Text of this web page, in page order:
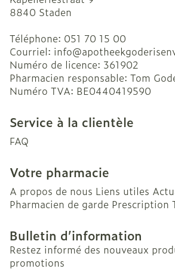
8840 Staden
Téléphone: 051 70 15 00
Courriel: info@
Numéro de licence: 361902
Pharmacien responsable: Tom
Numéro TVA: BE0440419590
Service à la clientèle
FAQ
Votre pharmacie
A propos de nous Liens utiles
Pharmacien de garde Prescription
Bulletin d’information
Restez informé des nouveaux
promotions